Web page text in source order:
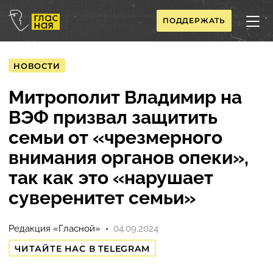
ПОДДЕРЖАТЬ
НОВОСТИ
Митрополит Владимир на
ВЭФ призвал защитить
семьи от «чрезмерного
внимания органов опеки»,
так как это «нарушает
суверенитет семьи»
Редакция «Гласной»
04.09.2024
ЧИТАЙТЕ НАС В TELEGRAM